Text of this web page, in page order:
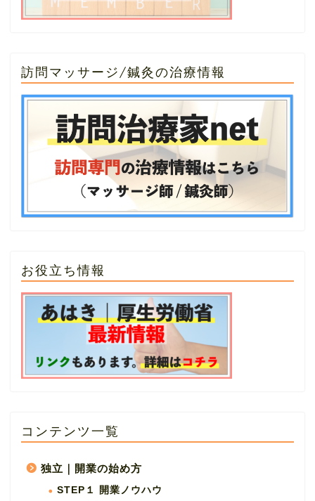
訪問マッサージ/鍼灸の治療情報
お役立ち情報
コンテンツ一覧
独立｜開業の始め方
STEP１ 開業ノウハウ